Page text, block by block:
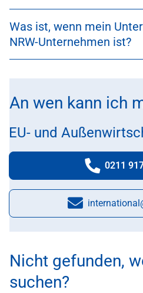
Was ist, wenn mein
NRW-Unternehmen ist?
An wen kann ich
EU- und
0211
E-
Nicht gefunden,
suchen?